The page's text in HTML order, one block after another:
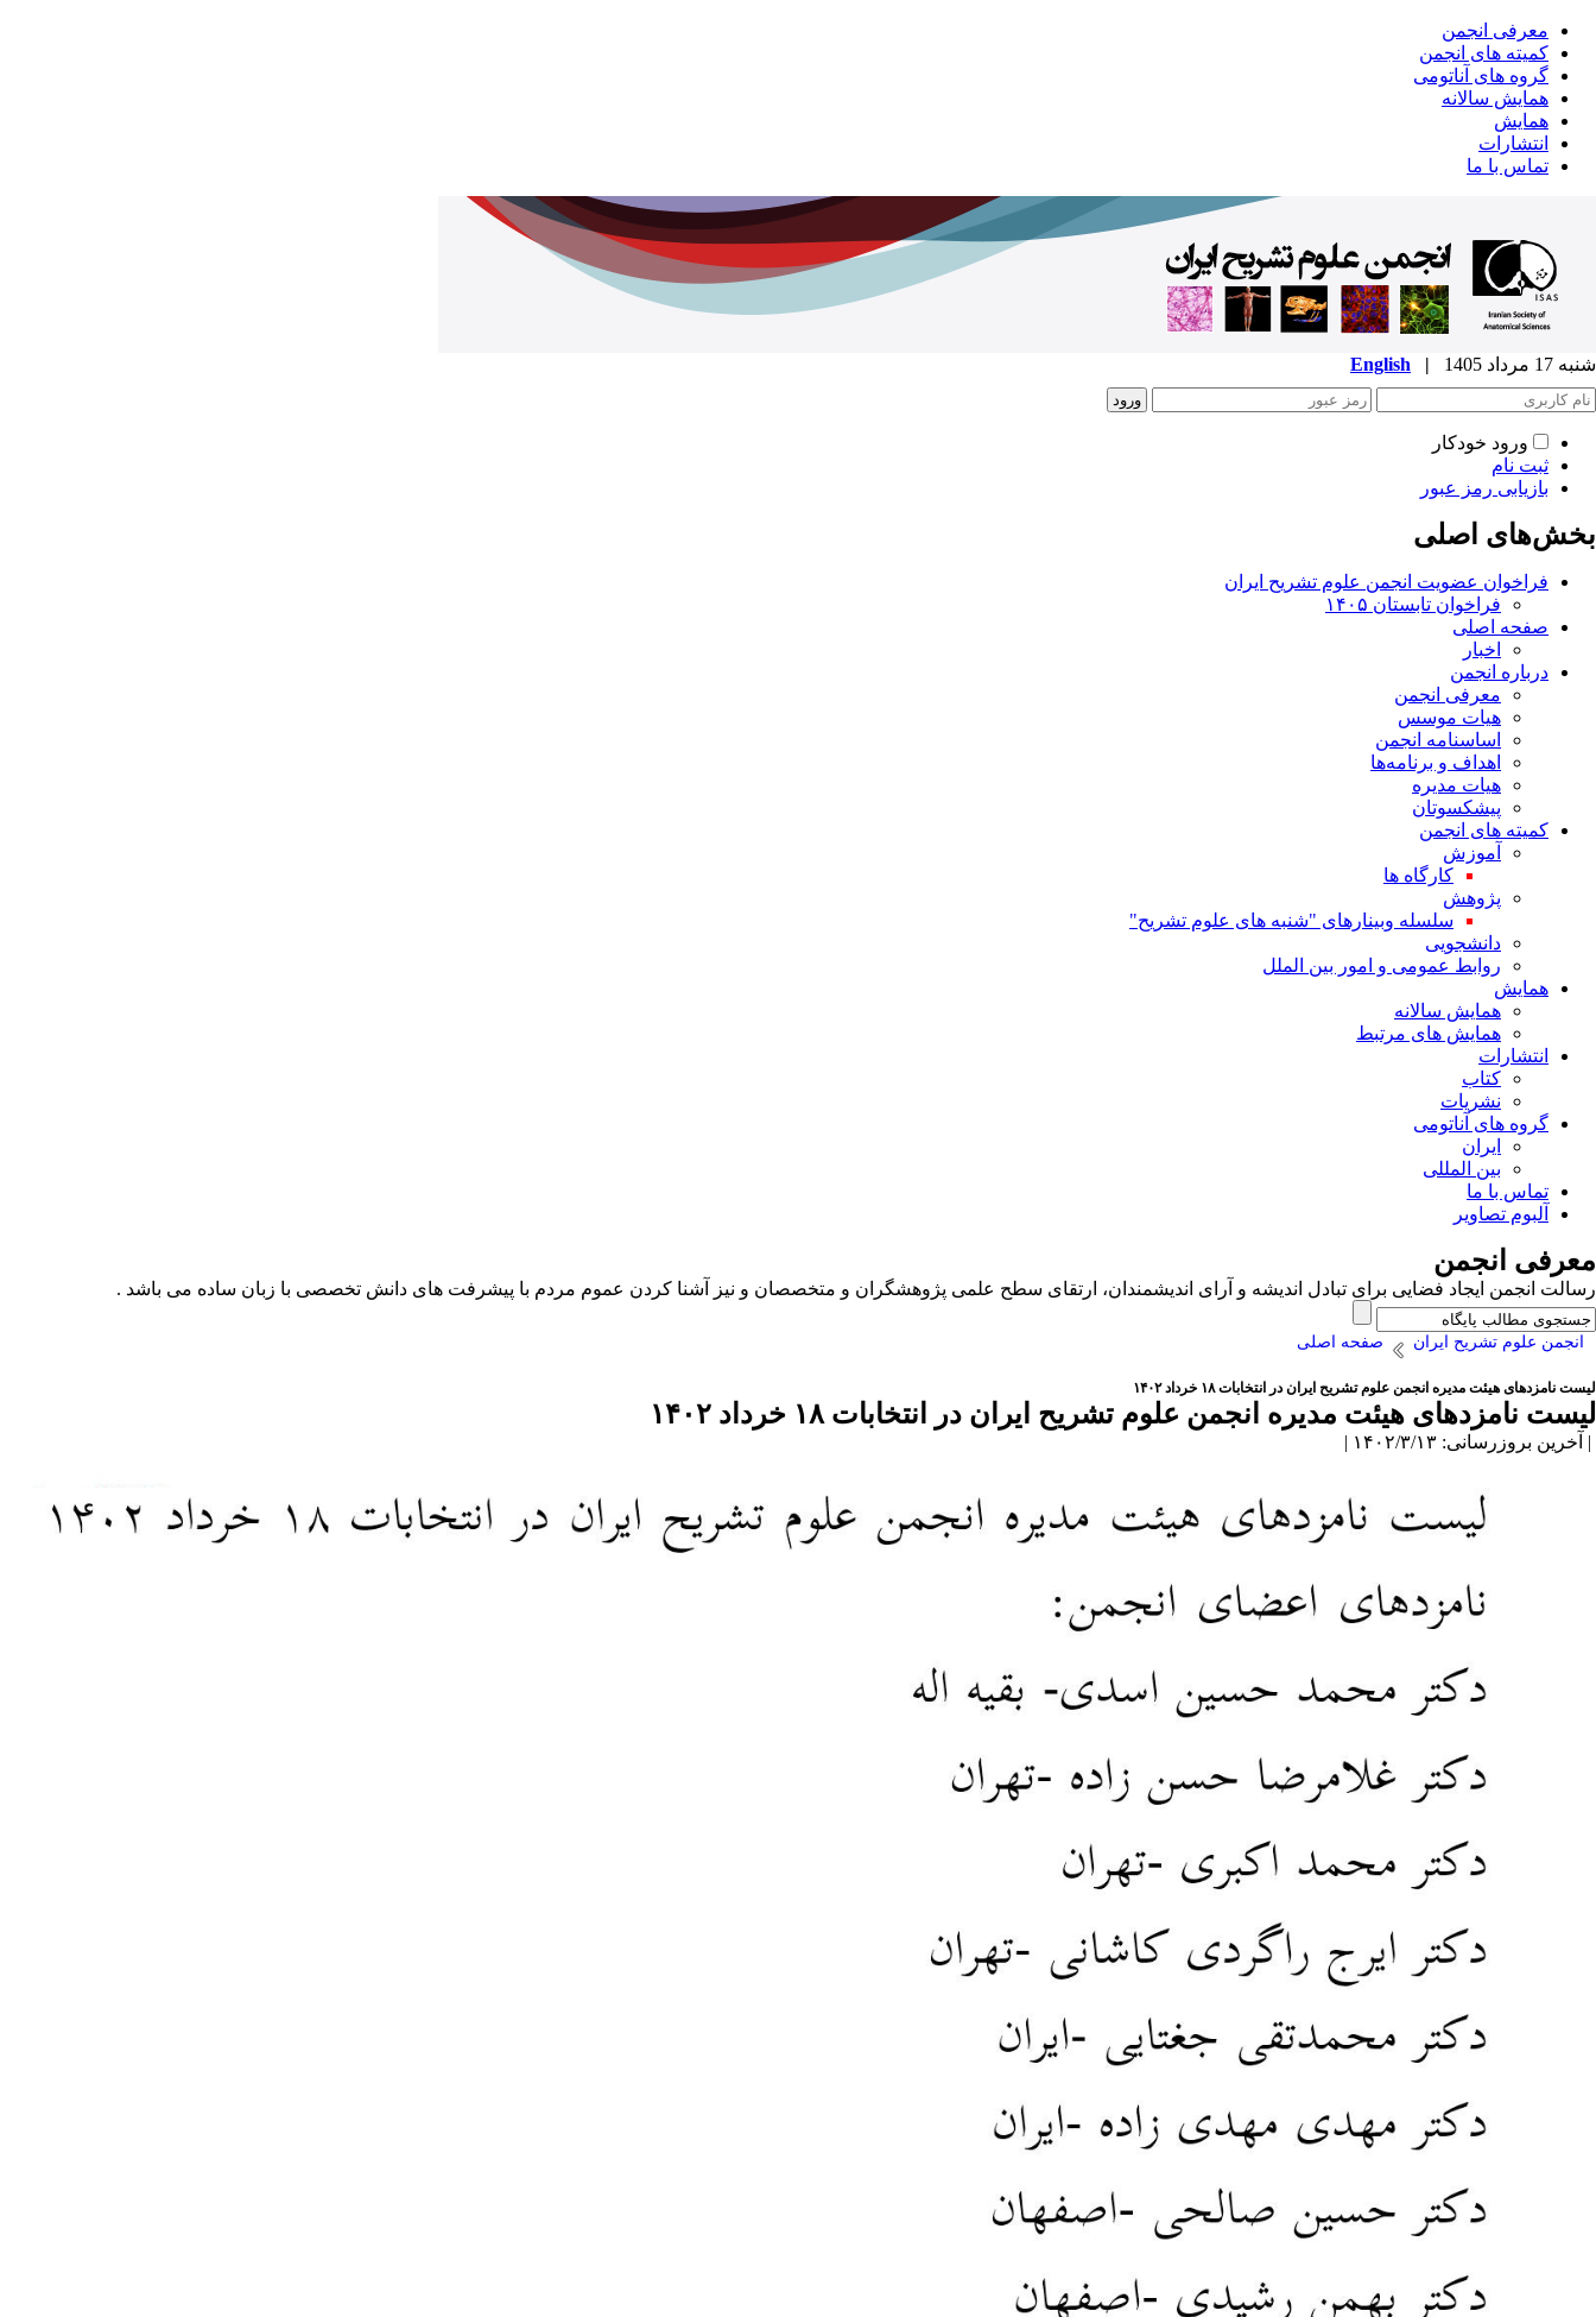
معرفی انجمن
کمیته های انجمن
گروه های آناتومی
همایش سالانه
همایش
انتشارات
تماس با ما
شنبه 17 مرداد 1405 |
English
ورود خودکار
ثبت نام
بازیابی رمز عبور
بخش‌های اصلی
فراخوان عضویت انجمن علوم تشریح ایران
فراخوان تابستان ۱۴۰۵
صفحه اصلی
اخبار
درباره انجمن
معرفی انجمن
هیات موسس
اساسنامه انجمن
اهداف و برنامه‌ها
هیات مدیره
پیشکسوتان
کمیته های انجمن
آموزش
کارگاه ها
پژوهش
سلسله وبینارهای "شنبه های علوم تشریح"
دانشجویی
روابط عمومی و امور بین الملل
همایش
همایش سالانه
همایش های مرتبط
انتشارات
کتاب
نشریات
گروه های آناتومی
ایران
بین المللی
تماس با ما
آلبوم تصاویر
معرفی انجمن
رسالت انجمن ایجاد فضایی برای تبادل اندیشه و آرای اندیشمندان، ارتقای سطح علمی پژوهشگران و متخصصان و نیز آشنا کردن عموم مردم با پیشرفت های دانش تخصصی با زبان ساده می باشد .
انجمن علوم تشریح ایران صفحه اصلی
لیست نامزدهای هیئت مدیره انجمن علوم تشریح ایران در انتخابات ۱۸ خرداد ۱۴۰۲
لیست نامزدهای هیئت مدیره انجمن علوم تشریح ایران در انتخابات ۱۸ خرداد ۱۴۰۲
| آخرین بروزرسانی: ۱۴۰۲/۳/۱۳ |